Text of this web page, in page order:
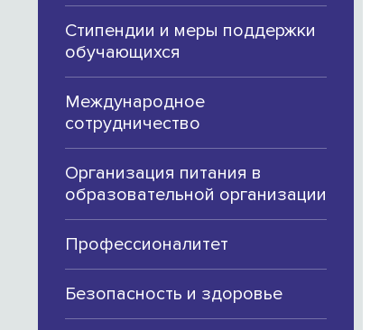
Стипендии и меры поддержки
обучающихся
Международное
сотрудничество
Организация питания в
образовательной организации
Профессионалитет
Безопасность и здоровье